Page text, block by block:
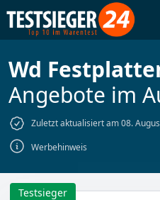
Wd
Angebote im
Zuletzt aktualisiert am 08.
Werbehinweis
Testsieger